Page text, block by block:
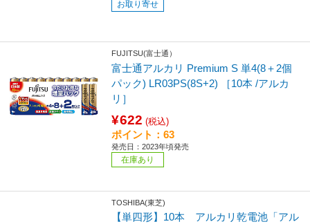
お取り寄せ
FUJITSU(富士通）
富士通アルカリ Premium S 単4(8＋2個
パック) LR03PS(8S+2) ［10本 /アルカ
リ］
¥622 (税込)
ポイント：63
発売日：2023年頃発売
在庫あり
TOSHIBA(東芝)
【単四形】10本 アルカリ乾電池「アル